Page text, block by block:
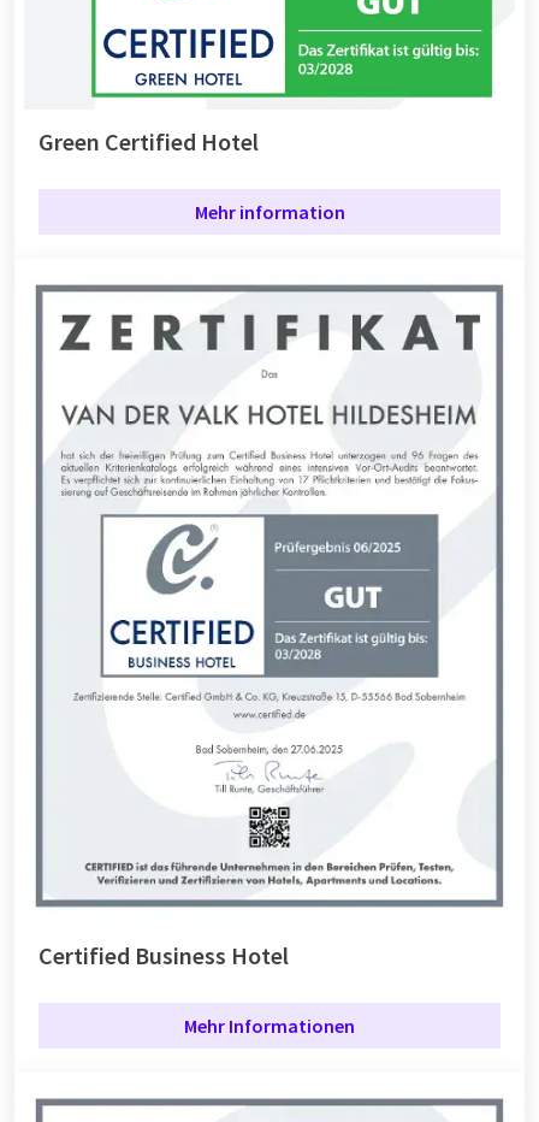
Green Certified Hotel
Mehr information
Certified Business Hotel
Mehr Informationen